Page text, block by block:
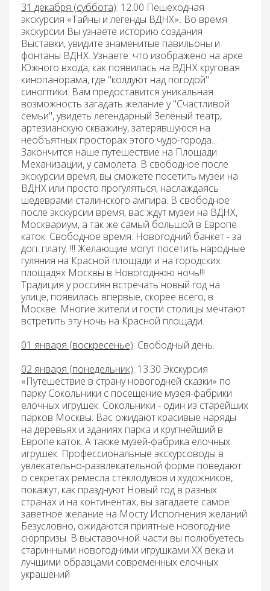
31 декабря (суббота): 12.00 Пешеходная
экскурсия «Тайны и легенды ВДНХ». Во время
экскурсии Вы узнаете историю создания
Выставки, увидите знаменитые павильоны и
фонтаны ВДНХ. Узнаете: что изображено на арке
Южного входа, как появилась на ВДНХ круговая
кинопанорама, где "колдуют над погодой"
синоптики. Вам предоставится уникальная
возможность загадать желание у "Счастливой
семьи", увидеть легендарный Зеленый театр,
артезианскую скважину, затерявшуюся на
необъятных просторах этого чудо-города...
Закончится наше путешествие на Площади
Механизации, у самолета. В свободное после
экскурсии время, вы сможете посетить музеи на
ВДНХ или просто прогуляться, наслаждаясь
шедеврами сталинского ампира. В свободное
после экскурсии время, вас ждут музеи на ВДНХ,
Москвариум, а так же самый большой в Европе
каток. Свободное время. Новогодний банкет - за
доп. плату. !!! Желающие могут посетить народные
гуляния на Красной площади и на городских
площадях Москвы в Новогоднюю ночь!!!
Традиция у россиян встречать новый год на
улице, появилась впервые, скорее всего, в
Москве. Многие жители и гости столицы мечтают
встретить эту ночь на Красной площади.
01 января (воскресенье): Свободный день.
02 января (понедельник): 13.30 Экскурсия
«Путешествие в страну новогодней сказки» по
парку Сокольники с посещение музея-фабрики
елочных игрушек. Сокольники - один из старейших
парков Москвы. Вас ожидают красивые наряды
на деревьях и зданиях парка и крупнейший в
Европе каток. А также музей-фабрика елочных
игрушек. Профессиональные экскурсоводы в
увлекательно-развлекательной форме поведают
о секретах ремесла стеклодувов и художников,
покажут, как празднуют Новый год в разных
странах и на континентах, вы загадаете самое
заветное желание на Мосту Исполнения желаний.
Безусловно, ожидаются приятные новогодние
сюрпризы. В выставочной части вы полюбуетесь
старинными новогодними игрушками ХХ века и
лучшими образцами современных елочных
украшений